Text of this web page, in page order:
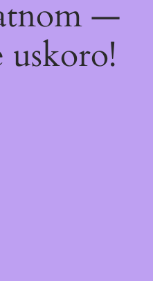
—
uskoro!